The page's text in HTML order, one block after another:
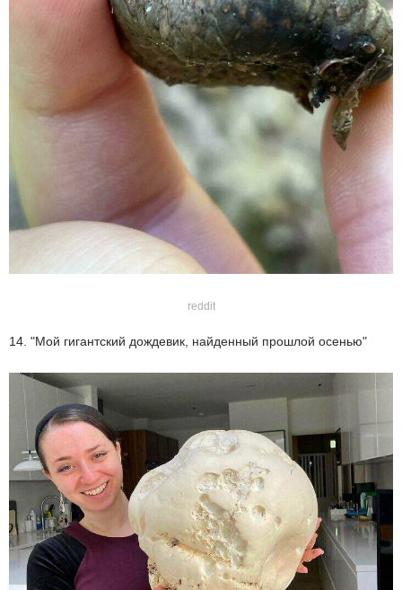
reddit
14. "Мой гигантский дождевик, найденный прошлой осенью"